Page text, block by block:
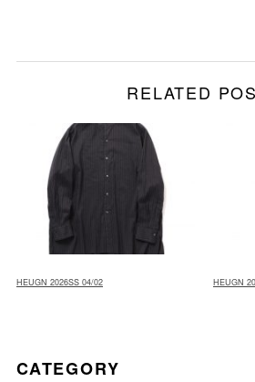
RELATED
HEUGN 2026SS 04/02 HEUGN
CATEGORY